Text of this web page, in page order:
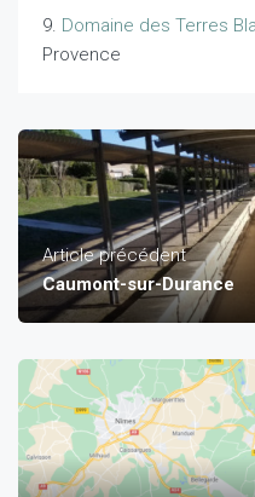
9. Domaine des Terres
Provence
Article précédent
Caumont-sur-Durance